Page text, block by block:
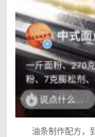
油条制作配方，